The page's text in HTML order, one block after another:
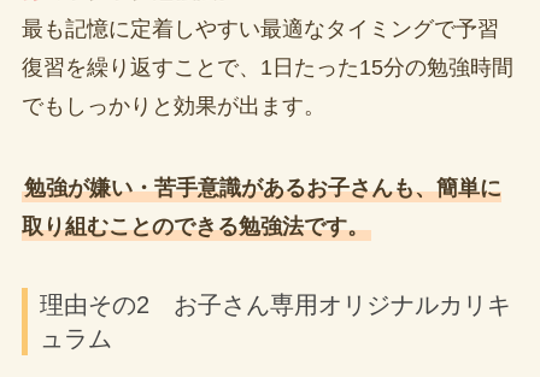
最も記憶に定着しやすい最適なタイミングで予習
復習を繰り返すことで、1日たった15分の勉強時間
でもしっかりと効果が出ます。
勉強が嫌い・苦手意識があるお子さんも、簡単に
取り組むことのできる勉強法です。
理由その2 お子さん専用オリジナルカリキ
ュラム